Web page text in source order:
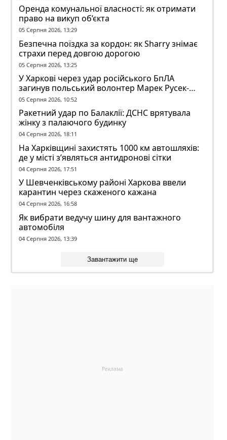
Оренда комунальної власності: як отримати
право на викуп об’єкта
05 Серпня 2026, 13:29
Безпечна поїздка за кордон: як Sharry знімає
страхи перед довгою дорогою
05 Серпня 2026, 13:25
У Харкові через удар російського БпЛА
загинув польський волонтер Марек Русек-
Вольський
05 Серпня 2026, 10:52
Ракетний удар по Балаклії: ДСНС врятувала
жінку з палаючого будинку
04 Серпня 2026, 18:11
На Харківщині захистять 1000 км автошляхів:
де у місті з’являться антидронові сітки
04 Серпня 2026, 17:51
У Шевченківському районі Харкова ввели
карантин через скаженого кажана
04 Серпня 2026, 16:58
Як вибрати ведучу шину для вантажного
автомобіля
04 Серпня 2026, 13:39
Завантажити ще